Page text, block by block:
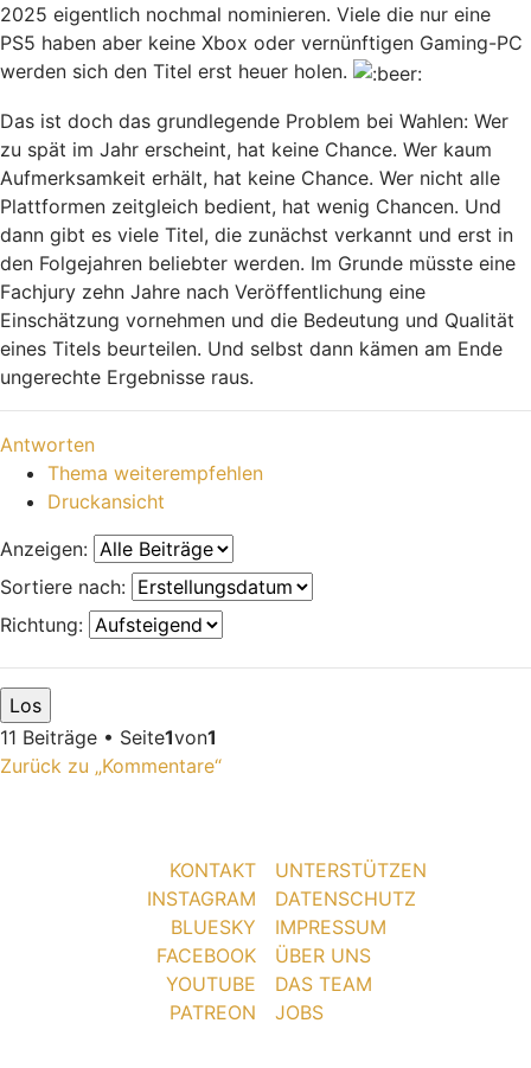
2025 eigentlich nochmal nominieren. Viele die nur eine
PS5 haben aber keine Xbox oder vernünftigen Gaming-PC
werden sich den Titel erst heuer holen.
Das ist doch das grundlegende Problem bei Wahlen: Wer
zu spät im Jahr erscheint, hat keine Chance. Wer kaum
Aufmerksamkeit erhält, hat keine Chance. Wer nicht alle
Plattformen zeitgleich bedient, hat wenig Chancen. Und
dann gibt es viele Titel, die zunächst verkannt und erst in
den Folgejahren beliebter werden. Im Grunde müsste eine
Fachjury zehn Jahre nach Veröffentlichung eine
Einschätzung vornehmen und die Bedeutung und Qualität
eines Titels beurteilen. Und selbst dann kämen am Ende
ungerechte Ergebnisse raus.
Antworten
Thema weiterempfehlen
Druckansicht
Anzeigen:
Sortiere nach:
Richtung:
11 Beiträge • Seite1von1
Zurück zu „Kommentare“
KONTAKT
INSTAGRAM
BLUESKY
FACEBOOK
YOUTUBE
PATREON
UNTERSTÜTZEN
DATENSCHUTZ
IMPRESSUM
ÜBER UNS
DAS TEAM
JOBS